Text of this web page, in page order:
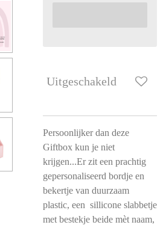
Uitgeschakeld
Persoonlijker dan deze
Giftbox kun je niet
krijgen...Er zit een prachtig
gepersonaliseerd bordje en
bekertje van duurzaam
plastic, een sillicone slabbetje
met bestekje beide mèt naam,